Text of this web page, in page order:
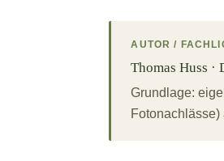
AUTOR /
Thomas Huss
Grundlage:
Fotonachlässe)